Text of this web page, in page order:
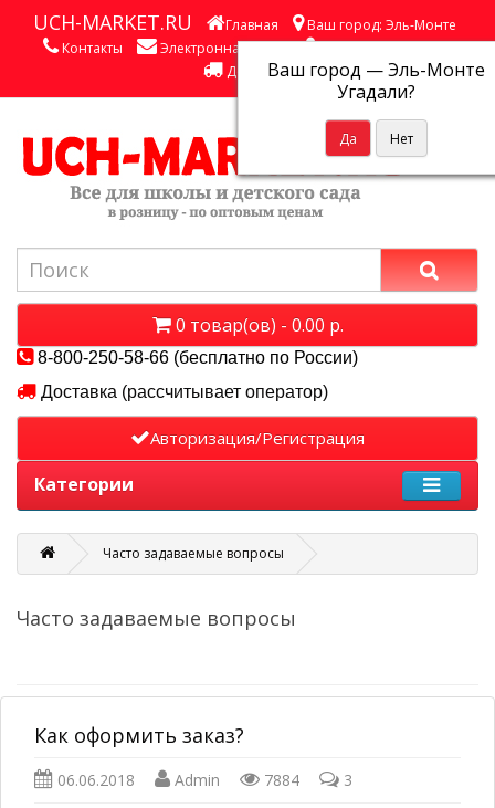
UCH-MARKET.RU Главная Ваш город: Эль-Монте
Ваш город —Эль-Монте
Угадали?
Контакты Электронная почта
Личный кабинет
Доставка
0 товар(ов) - 0.00 р.
8-800-250-58-66 (бесплатно по России)
Доставка (рассчитывает оператор)
Авторизация/Регистрация
Категории
Часто задаваемые вопросы
Часто задаваемые вопросы
Как оформить заказ?
06.06.2018 Admin 7884 3